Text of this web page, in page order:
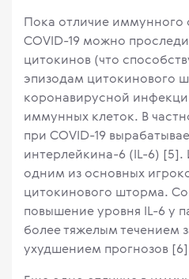
Пока отличие иммунного
COVID-19 можно
цитокинов (что
эпизодам цитокинового
коронавирусной
иммунных клеток. В
при COVID-19
интерлейкина-6 (IL-6) [5].
одним из основных
цитокинового шторма.
повышение уровня IL-6 у
более тяжелым течением
ухудшением прогнозов